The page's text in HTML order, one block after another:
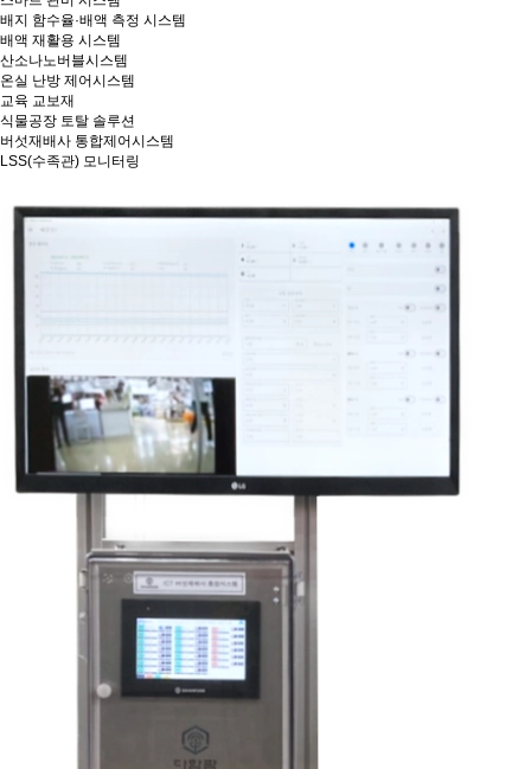
배지 함수율·배액 측정 시스템
배액 재활용 시스템
산소나노버블시스템
온실 난방 제어시스템
교육 교보재
식물공장 토탈 솔루션
버섯재배사 통합제어시스템
LSS(수족관) 모니터링